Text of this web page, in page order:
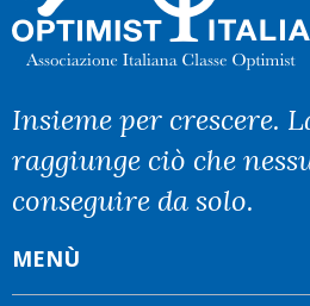
Insieme per crescere.
raggiunge ciò che
conseguire da solo.
MENÙ